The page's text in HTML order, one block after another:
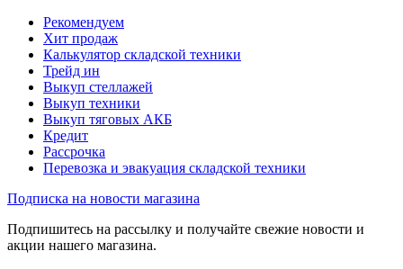
Рекомендуем
Хит продаж
Калькулятор складской техники
Трейд ин
Выкуп стеллажей
Выкуп техники
Выкуп тяговых АКБ
Кредит
Рассрочка
Перевозка и эвакуация складской техники
Подписка на новости магазина
Подпишитесь на рассылку и получайте свежие новости и
акции нашего магазина.